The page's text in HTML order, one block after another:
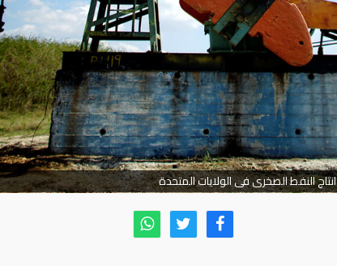
انتاج النفط الصخرى فى الولايات المتحدة